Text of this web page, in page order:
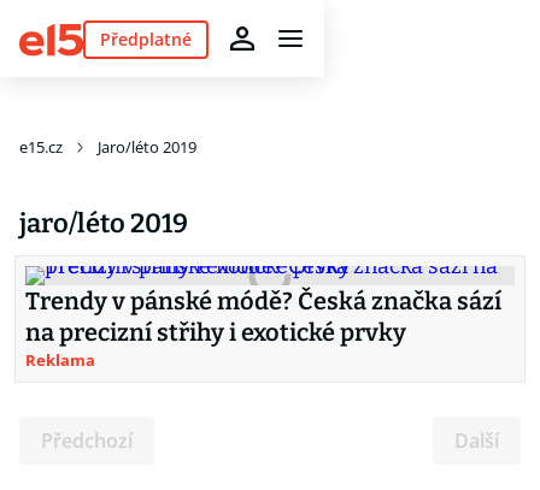
Předplatné
e15.cz Jaro/léto 2019
jaro/léto 2019
Trendy v pánské módě? Česká značka sází
na precizní střihy i exotické prvky
Reklama
Předchozí Další